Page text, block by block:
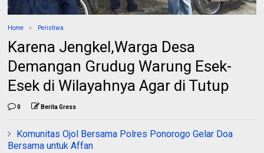
Home Peristiwa
Karena Jengkel,Warga Desa
Demangan Grudug Warung Esek-
Esek di Wilayahnya Agar di Tutup
0 Berita Gress
Komunitas Ojol Bersama Polres Ponorogo Gelar Doa
Bersama untuk Affan